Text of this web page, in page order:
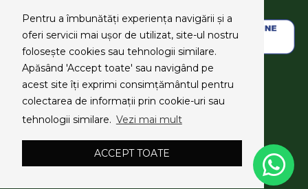
Pentru a îmbunătăți experiența navigării și a
oferi servicii mai ușor de utilizat, site-ul nostru
folosește cookies sau tehnologii similare.
Apăsând 'Accept toate' sau navigând pe
acest site îți exprimi consimțământul pentru
colectarea de informații prin cookie-uri sau
tehnologii similare. Vezi mai mult
ACCEPT TOATE
SOCIAL MEDIA